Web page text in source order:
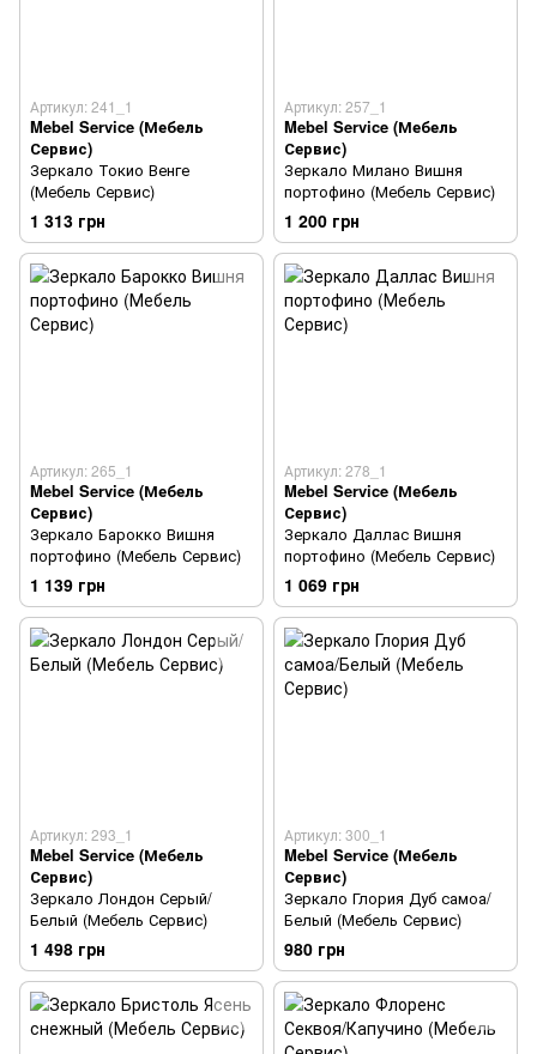
Артикул: 241_1
Mebel Service (Мебель
Сервис)
Зеркало Токио Венге
(Мебель Сервис)
1 313 грн
Артикул: 257_1
Mebel Service (Мебель
Сервис)
Зеркало Милано Вишня
портофино (Мебель Сервис)
1 200 грн
Артикул: 265_1
Mebel Service (Мебель
Сервис)
Зеркало Барокко Вишня
портофино (Мебель Сервис)
1 139 грн
Артикул: 278_1
Mebel Service (Мебель
Сервис)
Зеркало Даллас Вишня
портофино (Мебель Сервис)
1 069 грн
Артикул: 293_1
Mebel Service (Мебель
Сервис)
Зеркало Лондон Серый/
Белый (Мебель Сервис)
1 498 грн
Артикул: 300_1
Mebel Service (Мебель
Сервис)
Зеркало Глория Дуб самоа/
Белый (Мебель Сервис)
980 грн